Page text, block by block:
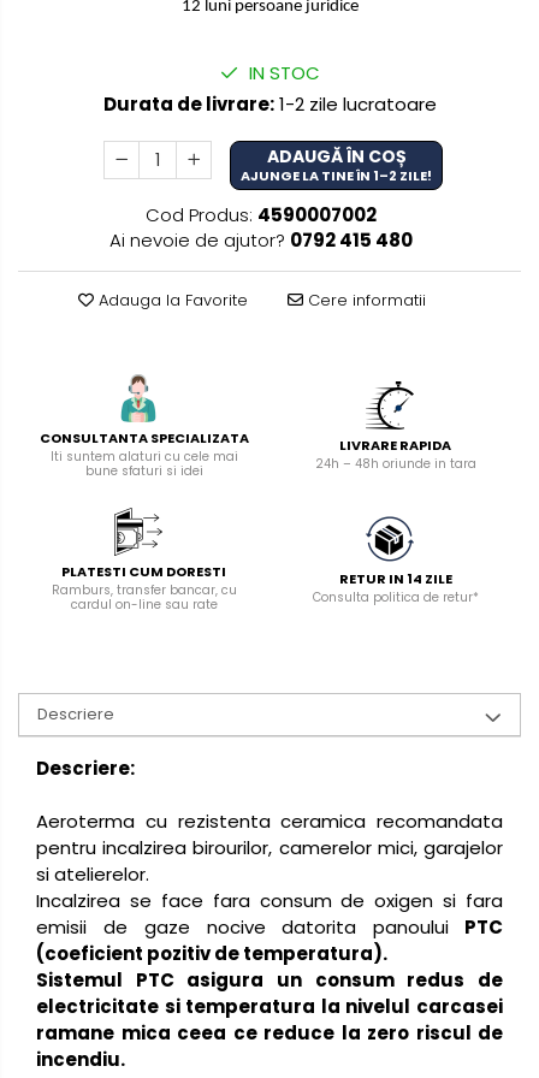
Masini de tencuit si gletuit
Pompe de zugravit, gletuit, vopsit
Accesorii utilaje constructii
Pompe de beton
12 luni persoane juridice
IN STOC
Durata de livrare:1-2 zile lucratoare
ADAUGĂ ÎN COȘ
AJUNGE LA TINE ÎN 1–2 ZILE!
Cod Produs: 4590007002
Ai nevoie de ajutor? 0792 415 480
Adauga la Favorite Cere informatii
CONSULTANTA SPECIALIZATA
Iti suntem alaturi cu cele mai
bune sfaturi si idei
LIVRARE RAPIDA
24h – 48h oriunde in tara
PLATESTI CUM DORESTI
Ramburs, transfer bancar, cu
cardul on-line sau rate
RETUR IN 14 ZILE
Consulta politica de retur*
Descriere
Descriere:
Aeroterma cu rezistenta ceramica recomandata
pentru incalzirea birourilor, camerelor mici, garajelor
si atelierelor.
Incalzirea se face fara consum de oxigen si fara
emisii de gaze nocive datorita panoului PTC
(coeficient pozitiv de temperatura).
Sistemul PTC asigura un consum redus de
electricitate si temperatura la nivelul carcasei
ramane mica ceea ce reduce la zero riscul de
incendiu.